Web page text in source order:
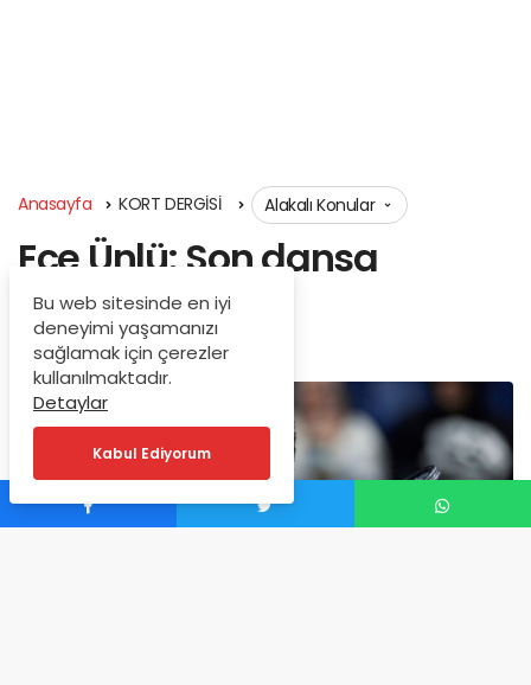
Anasayfa KORT DERGİSİ Alakalı Konular
Ece Ünlü: Son dansa
doğru…
Mayıs 16, 2026
Bu web sitesinde en iyi
deneyimi yaşamanızı
sağlamak için çerezler
kullanılmaktadır.
Detaylar
Kabul Ediyorum